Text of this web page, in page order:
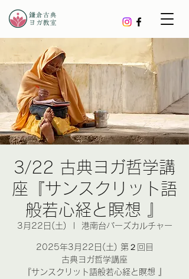
3/22 古典ヨガ哲学講
座『サンスクリット語
般若心経と瞑想 』
3月22日(土) 港南台バーズカルチャー
2025年3月22日(土) 第２回目
古典ヨガ哲学講座
​『サンスクリット語般若心経と瞑想 』​